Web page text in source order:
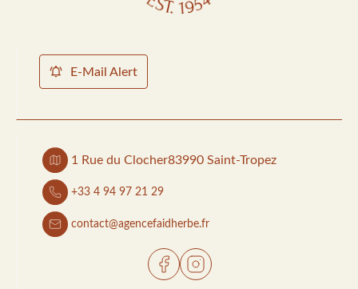
E-Mail Alert
1 Rue du Clocher83990 Saint-Tropez
+33 4 94 97 21 29
contact@agencefaidherbe.fr